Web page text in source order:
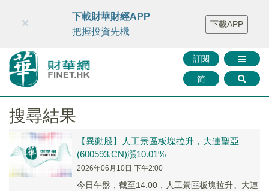
財華智庫網 FINTV FINMETA 財華證券 媒體矩陣
智庫沙龍
聯絡我們
訂閱
简
×
下載財華財經APP
把握投資先機
下載APP
搜尋結果
【異動股】人工景區板塊拉升，大連聖亞
(600593.CN)漲10.01%
2026年06月10日 下午2:00
今日午盤，截至14:00，人工景區板塊拉升。大連